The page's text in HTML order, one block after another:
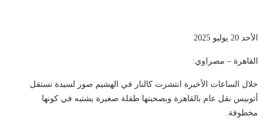
الأحد 20 يوليو 2025
القاهرة – مصراوي:
خلال الساعات الأخيرة انتشرت كالنار في الهشيم صور لسيدة تستقل
أتوبيس نقل عام بالقاهرة وبصحبتها طفلة صغيرة يشتبه في كونها
مخطوفة.